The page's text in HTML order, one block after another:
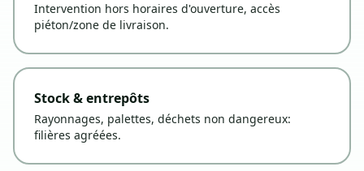
Intervention hors horaires d'ouverture, accès
piéton/zone de livraison.
Stock & entrepôts
Rayonnages, palettes, déchets non dangereux:
filières agréées.